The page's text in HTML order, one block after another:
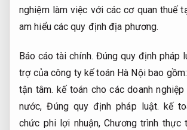
nghiệm làm việc với các cơ quan thuế
am hiểu các quy định địa phương.
Báo cáo tài chính. Đúng quy định pháp
trợ của công ty kế toán Hà Nội bao
tận tâm. kế toán cho các doanh
nước,Đúng quy định pháp luật. kế
chức phi lợi nhuận,Chương trình thực